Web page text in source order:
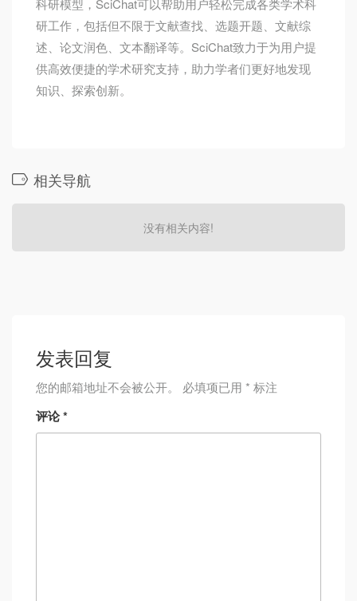
科研模型，SciChat可以帮助用户轻松完成各类学术科
研工作，包括但不限于文献查找、选题开题、文献综
述、论文润色、文本翻译等。SciChat致力于为用户提
供高效便捷的学术研究支持，助力学者们更好地发现
知识、探索创新。
相关导航
没有相关内容!
发表回复
您的邮箱地址不会被公开。 必填项已用 * 标注
评论*